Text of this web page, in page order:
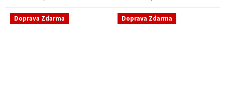
komínek ZÁKLADNÍ VARIANTA
NÁDRŽE - VNĚJŠÍ VYSTUŽENÍ. NA
PŘÁNÍ...
komínek ZÁKLADNÍ VARIANTA
NÁDRŽE - VNĚJŠÍ VYSTUŽENÍ. NA
PŘÁNÍ...
Doprava Zdarma Doprava Zdarma